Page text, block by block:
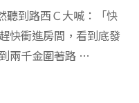
聽到路西Ｃ大喊：「快
快衝進房間，看到底發
兩千金圍著路 …